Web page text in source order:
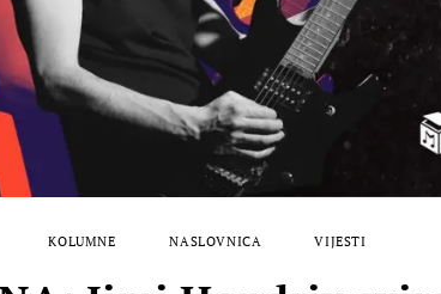
KOLUMNE NASLOVNICA VIJESTI